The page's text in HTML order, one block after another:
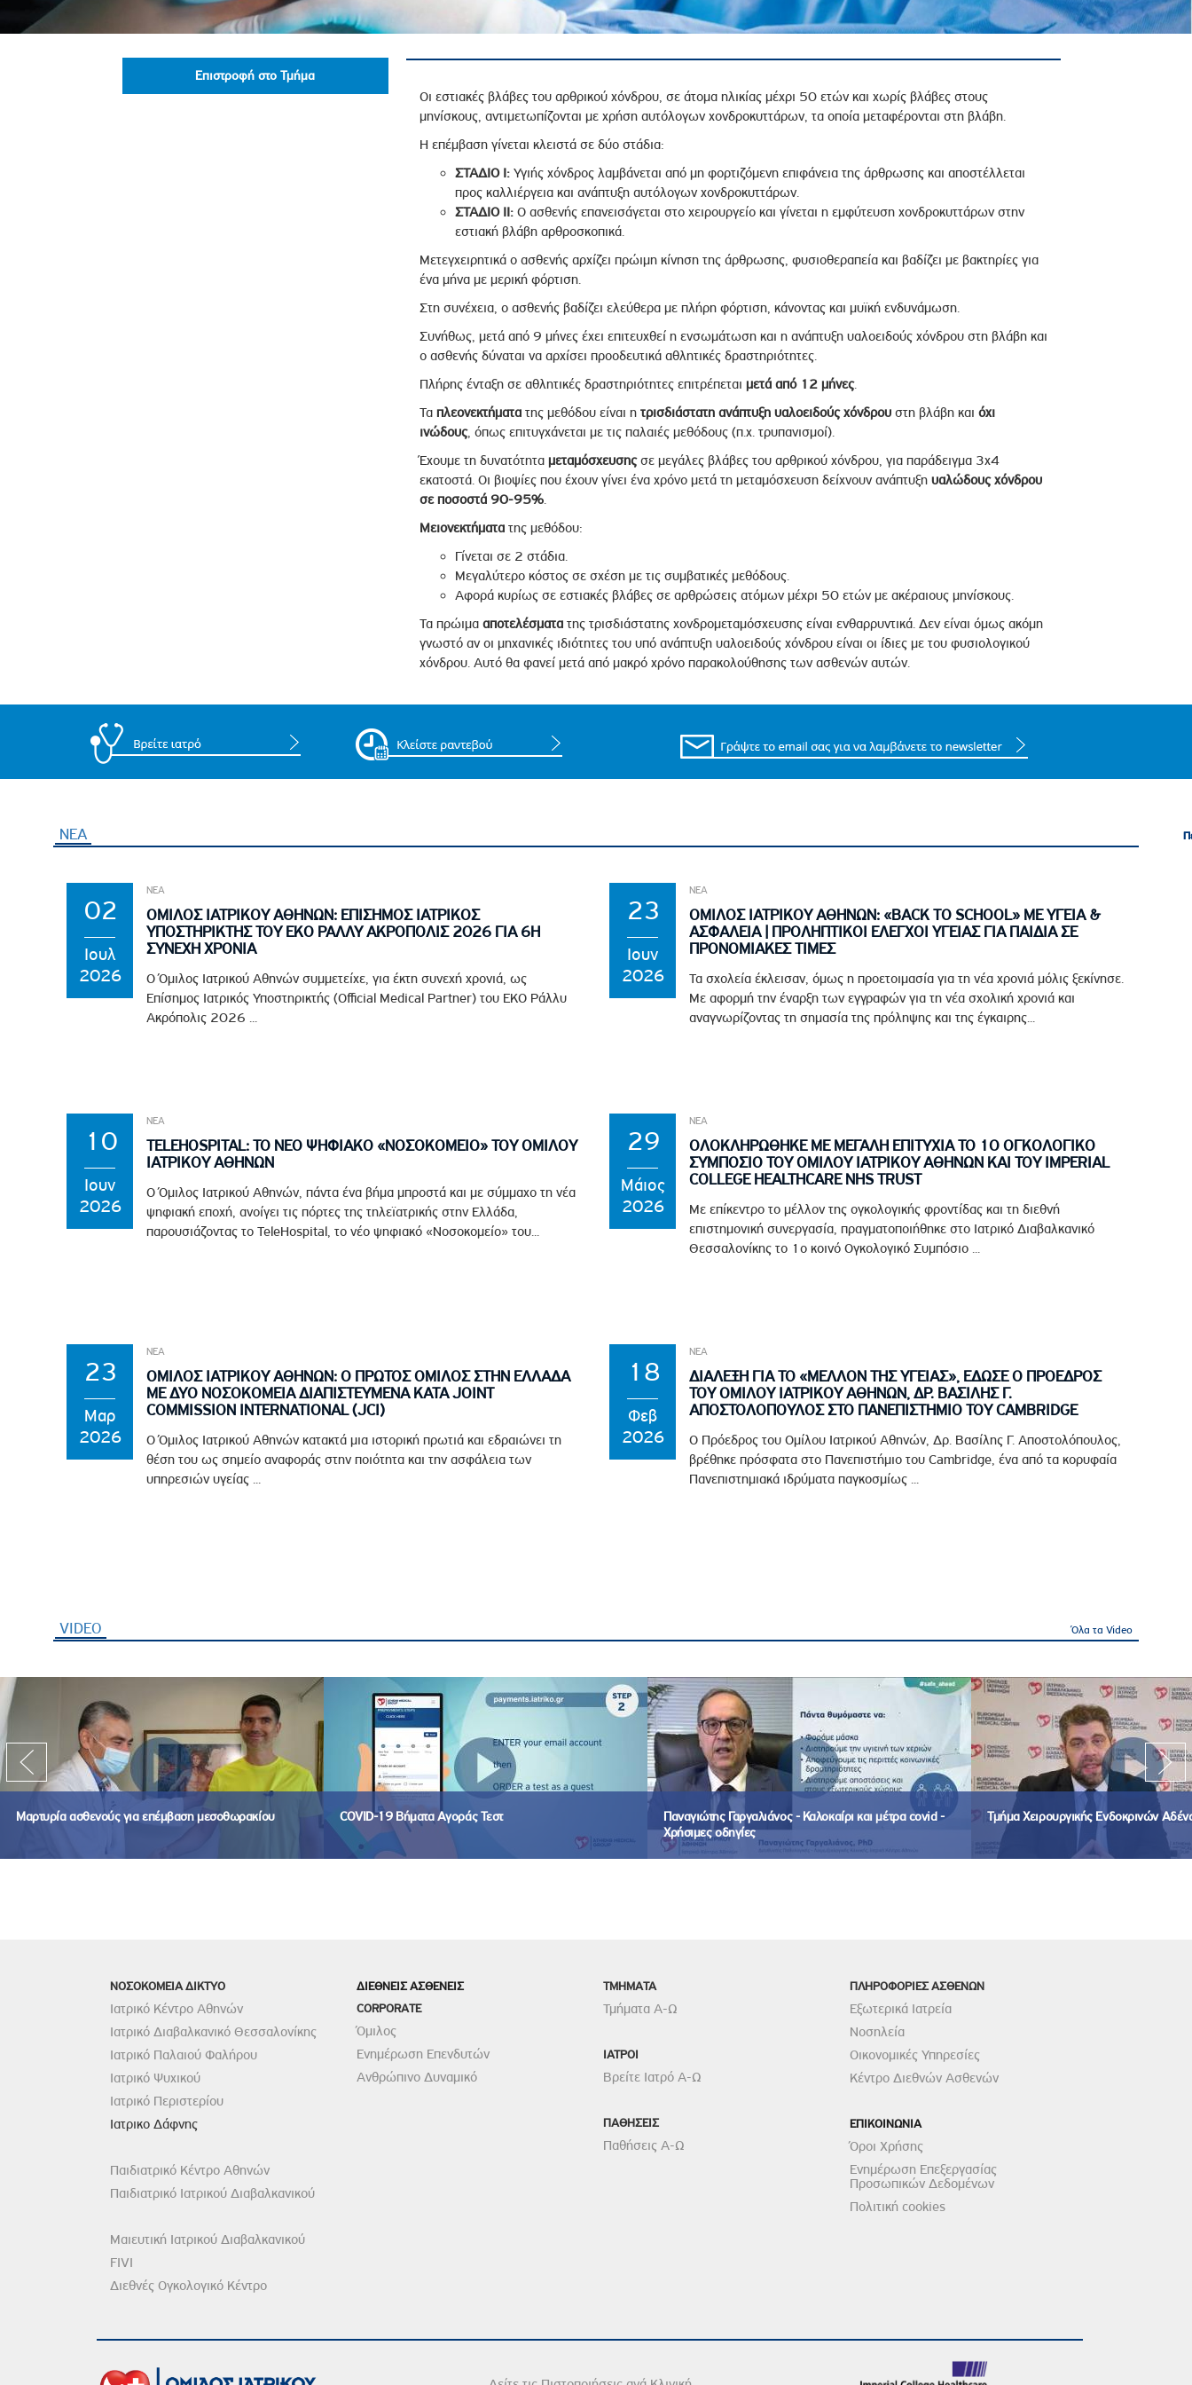
Πολιτική Προσλήψεων Προσωπικού, Στελεχών και Συνεργατών
Πολιτικές Ασφάλειας Πληροφοριών
Πολιτική Ανθρώπινων Δικαιωμάτων
Επιτροπή Αποδοχών και Υποψηφιοτήτων
Κανονισμός Επιτροπής Αποδοχών - Υποψηφιοτήτων
Κανονισμός Λειτουργίας Επιτροπής Ελέγχου
Διεύθυνση Εσωτερικού Ελέγχου Κανονισμός Λειτουργίας
Έκθεσης Βιώσιμης Ανάπτυξης 2023
Έκθεση Βιώσιμης Ανάπτυξης 2024
Πολιτική Δέουσας Επιμέλειας Τρίτων Μερών
Πολιτική Αναγνώρισης Προστασίας και Προαγωγής των Δικαιωμάτων των
Επιστροφή στο Τμήμα
Οι εστιακές βλάβες του αρθρικού χόνδρου, σε άτομα ηλικίας μέχρι 50 ετών και χωρίς βλάβες στους
μηνίσκους, αντιμετωπίζονται με χρήση αυτόλογων χονδροκυττάρων, τα οποία μεταφέρονται στη βλάβη.
Η επέμβαση γίνεται κλειστά σε δύο στάδια:
ΣΤΑΔΙΟ I:Υγιής χόνδρος λαμβάνεται από μη φορτιζόμενη επιφάνεια της άρθρωσης και αποστέλλεται
προς καλλιέργεια και ανάπτυξη αυτόλογων χονδροκυττάρων.
ΣΤΑΔΙΟ II:Ο ασθενής επανεισάγεται στο χειρουργείο και γίνεται η εμφύτευση χονδροκυττάρων στην
εστιακή βλάβη αρθροσκοπικά.
Μετεγχειρητικά ο ασθενής αρχίζει πρώιμη κίνηση της άρθρωσης, φυσιοθεραπεία και βαδίζει με βακτηρίες για
ένα μήνα με μερική φόρτιση.
Στη συνέχεια, ο ασθενής βαδίζει ελεύθερα με πλήρη φόρτιση, κάνοντας και μυϊκή ενδυνάμωση.
Συνήθως, μετά από 9 μήνες έχει επιτευχθεί η ενσωμάτωση και η ανάπτυξη υαλοειδούς χόνδρου στη βλάβη και
ο ασθενής δύναται να αρχίσει προοδευτικά αθλητικές δραστηριότητες.
Πλήρης ένταξη σε αθλητικές δραστηριότητες επιτρέπεται μετά από 12 μήνες.
Τα πλεονεκτήματατης μεθόδου είναι η τρισδιάστατη ανάπτυξη υαλοειδούς χόνδρουστη βλάβη και όχι
ινώδους, όπως επιτυγχάνεται με τις παλαιές μεθόδους (π.χ. τρυπανισμοί).
Έχουμε τη δυνατότητα μεταμόσχευσηςσε μεγάλες βλάβες του αρθρικού χόνδρου, για παράδειγμα 3x4
εκατοστά. Οι βιοψίες που έχουν γίνει ένα χρόνο μετά τη μεταμόσχευση δείχνουν ανάπτυξη υαλώδους χόνδρου
σε ποσοστά 90-95%.
Μειονεκτήματατης μεθόδου:
Γίνεται σε 2 στάδια.
Μεγαλύτερο κόστος σε σχέση με τις συμβατικές μεθόδους.
Αφορά κυρίως σε εστιακές βλάβες σε αρθρώσεις ατόμων μέχρι 50 ετών με ακέραιους μηνίσκους.
Τα πρώιμα αποτελέσματατης τρισδιάστατης χονδρομεταμόσχευσης είναι ενθαρρυντικά. Δεν είναι όμως ακόμη
γνωστό αν οι μηχανικές ιδιότητες του υπό ανάπτυξη υαλοειδούς χόνδρου είναι οι ίδιες με του φυσιολογικού
χόνδρου. Αυτό θα φανεί μετά από μακρό χρόνο παρακολούθησης των ασθενών αυτών.
ΝΕΑ
02
Ιουλ
2026
ΝΕΑ
ΟΜΙΛΟΣ ΙΑΤΡΙΚΟΥ ΑΘΗΝΩΝ: ΕΠΙΣΗΜΟΣ ΙΑΤΡΙΚΟΣ
ΥΠΟΣΤΗΡΙΚΤΗΣ ΤΟΥ EKO ΡΑΛΛΥ ΑΚΡΟΠΟΛΙΣ 2026 ΓΙΑ 6Η
ΣΥΝΕΧΗ ΧΡΟΝΙΑ
Ο Όμιλος Ιατρικού Αθηνών συμμετείχε, για έκτη συνεχή χρονιά, ως
Επίσημος Ιατρικός Υποστηρικτής (Official Medical Partner) του EKO Ράλλυ
Ακρόπολις 2026 ...
23
Ιουν
2026
ΝΕΑ
ΟΜΙΛΟΣ ΙΑΤΡΙΚΟΥ ΑΘΗΝΩΝ: «BACK TO SCHOOL» ΜΕ ΥΓΕΙΑ &
ΑΣΦΑΛΕΙΑ | ΠΡΟΛΗΠΤΙΚΟΙ ΕΛΕΓΧΟΙ ΥΓΕΙΑΣ ΓΙΑ ΠΑΙΔΙΑ ΣΕ
ΠΡΟΝΟΜΙΑΚΕΣ ΤΙΜΕΣ
Τα σχολεία έκλεισαν, όμως η προετοιμασία για τη νέα χρονιά μόλις ξεκίνησε.
Με αφορμή την έναρξη των εγγραφών για τη νέα σχολική χρονιά και
αναγνωρίζοντας τη σημασία της πρόληψης και της έγκαιρης...
10
Ιουν
2026
ΝΕΑ
TELEHOSPITAL: ΤΟ ΝΕΟ ΨΗΦΙΑΚΟ «ΝΟΣΟΚΟΜΕΙΟ» ΤΟΥ ΟΜΙΛΟΥ
ΙΑΤΡΙΚΟΥ ΑΘΗΝΩΝ
Ο Όμιλος Ιατρικού Αθηνών, πάντα ένα βήμα μπροστά και με σύμμαχο τη νέα
ψηφιακή εποχή, ανοίγει τις πόρτες της τηλεϊατρικής στην Ελλάδα,
παρουσιάζοντας το TeleHospital, το νέο ψηφιακό «Νοσοκομείο» του...
29
Μάιος
2026
ΝΕΑ
ΟΛΟΚΛΗΡΩΘΗΚΕ ΜΕ ΜΕΓΑΛΗ ΕΠΙΤΥΧΙΑ ΤΟ 1Ο ΟΓΚΟΛΟΓΙΚΟ
ΣΥΜΠΟΣΙΟ ΤΟΥ ΟΜΙΛΟΥ ΙΑΤΡΙΚΟΥ ΑΘΗΝΩΝ ΚΑΙ ΤΟΥ IMPERIAL
COLLEGE HEALTHCARE NHS TRUST
Με επίκεντρο το μέλλον της ογκολογικής φροντίδας και τη διεθνή
επιστημονική συνεργασία, πραγματοποιήθηκε στο Ιατρικό Διαβαλκανικό
Θεσσαλονίκης το 1ο κοινό Ογκολογικό Συμπόσιο ...
23
Μαρ
2026
ΝΕΑ
ΟΜΙΛΟΣ ΙΑΤΡΙΚΟΥ ΑΘΗΝΩΝ: Ο ΠΡΩΤΟΣ ΟΜΙΛΟΣ ΣΤΗΝ ΕΛΛΑΔΑ
ΜΕ ΔΥΟ ΝΟΣΟΚΟΜΕΙΑ ΔΙΑΠΙΣΤΕΥΜΕΝΑ ΚΑΤΑ JOINT
COMMISSION INTERNATIONAL (JCI)
Ο Όμιλος Ιατρικού Αθηνών κατακτά μια ιστορική πρωτιά και εδραιώνει τη
θέση του ως σημείο αναφοράς στην ποιότητα και την ασφάλεια των
υπηρεσιών υγείας ...
18
Φεβ
2026
ΝΕΑ
ΔΙΑΛΕΞΗ ΓΙΑ ΤΟ «ΜΕΛΛΟΝ ΤΗΣ ΥΓΕΙΑΣ», ΕΔΩΣΕ Ο ΠΡΟΕΔΡΟΣ
ΤΟΥ ΟΜΙΛΟΥ ΙΑΤΡΙΚΟΥ ΑΘΗΝΩΝ, ΔΡ. ΒΑΣΙΛΗΣ Γ.
ΑΠΟΣΤΟΛΟΠΟΥΛΟΣ ΣΤΟ ΠΑΝΕΠΙΣΤΗΜΙΟ ΤΟΥ CAMBRIDGE
Ο Πρόεδρος του Ομίλου Ιατρικού Αθηνών, Δρ. Βασίλης Γ. Αποστολόπουλος,
βρέθηκε πρόσφατα στο Πανεπιστήμιο του Cambridge, ένα από τα κορυφαία
Πανεπιστημιακά ιδρύματα παγκοσμίως ...
VIDEO Όλα τα Video
Μαρτυρία ασθενούς για επέμβαση μεσοθωρακίου COVID-19 Βήματα Αγοράς Τεστ
Παναγιώτης Γαργαλιάνος - Καλοκαίρι και μέτρα covid -
Χρήσιμες οδηγίες
Τμήμα Χειρουργικής Ενδοκρινών
ΝΟΣΟΚΟΜΕΙΑ ΔΙΚΤΥΟ
Ιατρικό Κέντρο Αθηνών
Ιατρικό Διαβαλκανικό Θεσσαλονίκης
Ιατρικό Παλαιού Φαλήρου
Ιατρικό Ψυχικού
Ιατρικό Περιστερίου
Ιατρικο Δάφνης
Παιδιατρικό Κέντρο Αθηνών
Παιδιατρικό Ιατρικού Διαβαλκανικού
Μαιευτική Ιατρικού Διαβαλκανικού
FIVI
Διεθνές Ογκολογικό Κέντρο
ΔΙΕΘΝΕΙΣ ΑΣΘΕΝΕΙΣ
CORPORATE
Όμιλος
Ενημέρωση Επενδυτών
Ανθρώπινο Δυναμικό
TMHMATA
Τμήματα Α-Ω
ΙΑΤΡΟΙ
Βρείτε Ιατρό Α-Ω
ΠΑΘΗΣΕΙΣ
Παθήσεις Α-Ω
ΠΛΗΡΟΦΟΡΙΕΣ ΑΣΘΕΝΩΝ
Εξωτερικά Ιατρεία
Νοσηλεία
Οικονομικές Υπηρεσίες
Κέντρο Διεθνών Ασθενών
ΕΠΙΚΟΙΝΩΝΙΑ
Όροι Χρήσης
Ενημέρωση Επεξεργασίας
Προσωπικών Δεδομένων
Πολιτική cookies